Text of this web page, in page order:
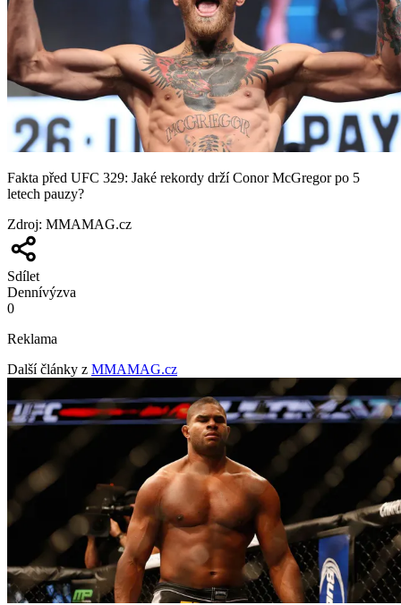
Fakta před UFC 329: Jaké rekordy drží Conor McGregor po 5
letech pauzy?
Zdroj: MMAMAG.cz
Sdílet
Dennívýzva
0
Reklama
Další články z MMAMAG.cz